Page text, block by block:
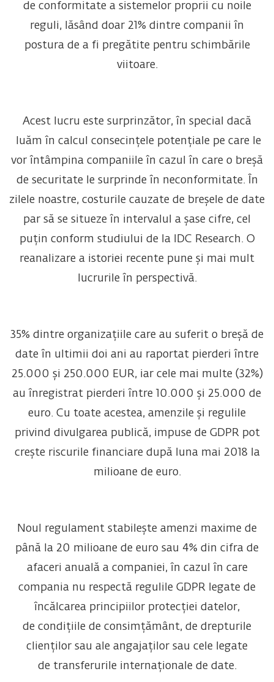
de conformitate a sistemelor proprii cu noile
reguli, lăsând doar 21% dintre companii în
postura de a fi pregătite pentru schimbările
viitoare.
Acest lucru este surprinzător, în special dacă
luăm în calcul consecințele potențiale pe care le
vor întâmpina companiile în cazul în care o breșă
de securitate le surprinde în neconformitate. În
zilele noastre, costurile cauzate de breșele de date
par să se situeze în intervalul a șase cifre, cel
puțin conform studiului de la IDC Research. O
reanalizare a istoriei recente pune și mai mult
lucrurile în perspectivă.
35% dintre organizațiile care au suferit o breșă de
date în ultimii doi ani au raportat pierderi între
25.000 și 250.000 EUR, iar cele mai multe (32%)
au înregistrat pierderi între 10.000 și 25.000 de
euro. Cu toate acestea, amenzile și regulile
privind divulgarea publică, impuse de GDPR pot
crește riscurile financiare după luna mai 2018 la
milioane de euro.
Noul regulament stabilește amenzi maxime de
până la 20 milioane de euro sau 4% din cifra de
afaceri anuală a companiei, în cazul în care
compania nu respectă regulile GDPR legate de
încălcarea principiilor protecției datelor,
de condițiile de consimțământ, de drepturile
clienților sau ale angajaților sau cele legate
de transferurile internaționale de date.